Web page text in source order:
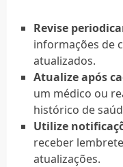
Revise
informações de
atualizados.
Atualize após
um médico ou
histórico de
Utilize
receber
atualizações.